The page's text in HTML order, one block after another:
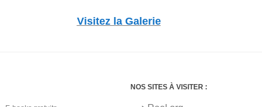
Visitez la Galerie
NOS SITES À VISITER :